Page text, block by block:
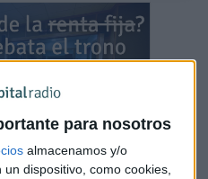
para nosotros
almacenamos y/o
dispositivo, como cookies,